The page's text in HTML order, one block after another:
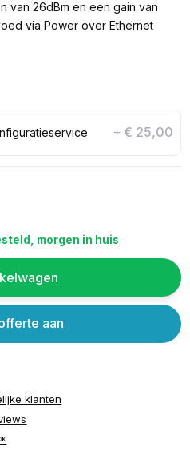
van 26dBm en een gain van
via Power over Ethernet
+ € 25,00
morgen in huis
aan
klanten